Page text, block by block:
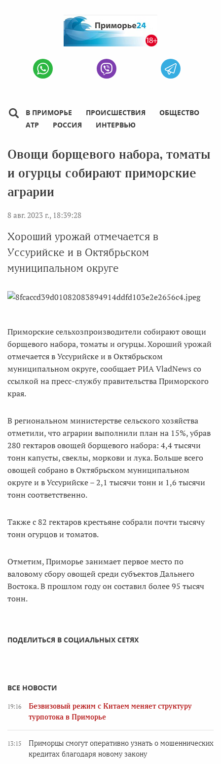
В ПРИМОРЬЕ ПРОИСШЕСТВИЯ
ОБЩЕСТВО
АТР
РОССИЯ ИНТЕРВЬЮ
Овощи борщевого набора, томаты
и огурцы собирают приморские
аграрии
8 авг. 2023 г., 18:39:28
Хороший урожай отмечается в
Уссурийске и в Октябрьском
муниципальном округе
Приморские сельхозпроизводители собирают овощи
борщевого набора, томаты и огурцы. Хороший урожай
отмечается в Уссурийске и в Октябрьском
муниципальном округе, сообщает РИА VladNews со
ссылкой на пресс-службу правительства Приморского
края.
В региональном министерстве сельского хозяйства
отметили, что аграрии выполнили план на 15%, убрав
280 гектаров овощей борщевого набора: 4,4 тысячи
тонн капусты, свеклы, моркови и лука. Больше всего
овощей собрано в Октябрьском муниципальном
округе и в Уссурийске – 2,1 тысячи тонн и 1,6 тысячи
тонн соответственно.
Также с 82 гектаров крестьяне собрали почти тысячу
тонн огурцов и томатов.
Отметим, Приморье занимает первое место по
валовому сбору овощей среди субъектов Дальнего
Востока. В прошлом году он составил более 95 тысяч
тонн.
ПОДЕЛИТЬСЯ В СОЦИАЛЬНЫХ СЕТЯХ
ВСЕ НОВОСТИ
19:16
Безвизовый режим с Китаем меняет структуру
турпотока в Приморье
13:15
Приморцы смогут оперативно узнать о мошеннических
кредитах благодаря новому закону